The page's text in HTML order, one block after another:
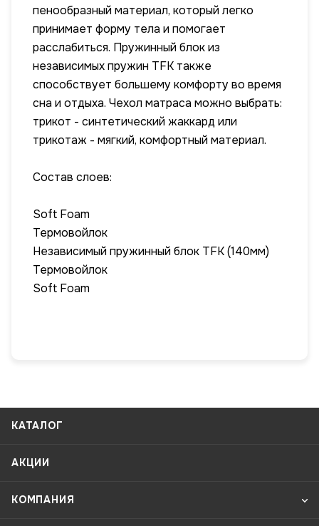
пенообразный материал, который легко
принимает форму тела и помогает
расслабиться. Пружинный блок из
независимых пружин TFK также
способствует большему комфорту во время
сна и отдыха. Чехол матраса можно выбрать:
трикот - синтетический жаккард или
трикотаж - мягкий, комфортный материал.
Состав слоев:
Soft Foam
Термовойлок
Независимый пружинный блок TFK (140мм)
Термовойлок
Soft Foam
КАТАЛОГ
АКЦИИ
КОМПАНИЯ